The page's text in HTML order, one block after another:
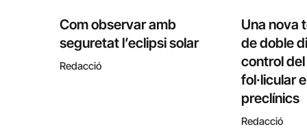
Com observar amb
seguretat l’eclipsi solar
Redacció
Una nova
de doble
control
fol·licular
preclínics
Redacció